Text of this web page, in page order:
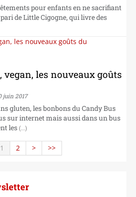
pour enfants en ne sacrifiant
de Little Cigogne, qui livre des
vegan, les nouveaux goûts
juin 2017
gluten, les bonbons du Candy Bus
sur internet mais aussi dans un bus
les (...)
1 2 > >>